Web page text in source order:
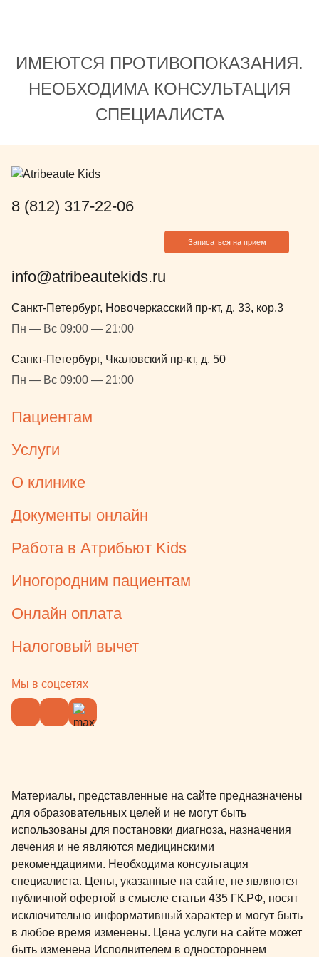
ИМЕЮТСЯ ПРОТИВОПОКАЗАНИЯ.
НЕОБХОДИМА КОНСУЛЬТАЦИЯ
СПЕЦИАЛИСТА
8 (812) 317-22-06
Записаться на прием
info@atribeautekids.ru
Санкт-Петербург, Новочеркасский пр-кт, д. 33, кор.3
Пн — Вс 09:00 — 21:00
Санкт-Петербург, Чкаловский пр-кт, д. 50
Пн — Вс 09:00 — 21:00
Пациентам
Услуги
О клинике
Документы онлайн
Работа в Атрибьют Kids
Иногородним пациентам
Онлайн оплата
Налоговый вычет
Мы в соцсетях
Материалы, представленные на сайте предназначены
для образовательных целей и не могут быть
использованы для постановки диагноза, назначения
лечения и не являются медицинскими
рекомендациями. Необходима консультация
специалиста. Цены, указанные на сайте, не являются
публичной офертой в смысле статьи 435 ГК.РФ, носят
исключительно информативный характер и могут быть
в любое время изменены. Цена услуги на сайте может
быть изменена Исполнителем в одностороннем